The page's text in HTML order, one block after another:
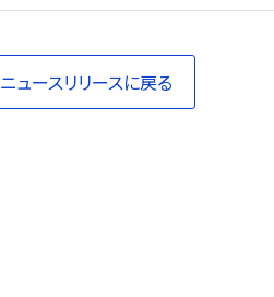
ニュースリリースに戻る